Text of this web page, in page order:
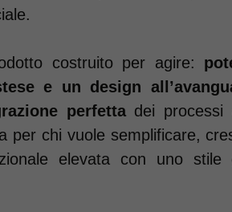
costruito per agire:
e un design
perfettadei processi
per chi vuole semplificare,
elevata con uno